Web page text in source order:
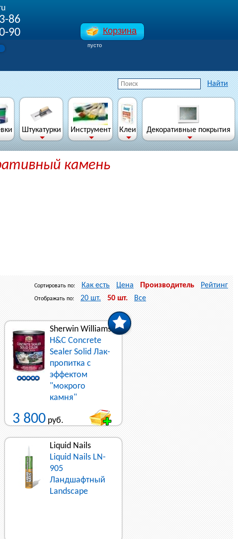
86
90 Корзина
пустo
Штукатурки Инструмент Клеи Декоративные покрытия
камень
Сортировать по: Как есть Цена Производитель Рейтинг
Отображать по: 20 шт. 50 шт. Все
Sherwin Williams
H&C Concrete
Sealer Solid Лак-
пропитка с
эффектом
"мокрого
камня"
3 800руб.
Liquid Nails
Liquid Nails LN-
905
Ландшафтный
Landscape